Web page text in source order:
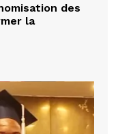
des
la